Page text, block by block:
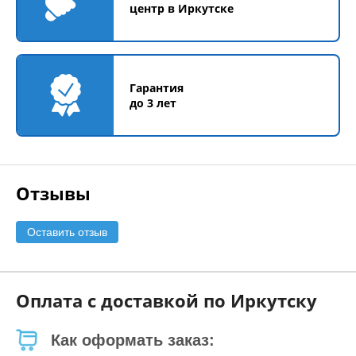
центр в Иркутске
Гарантия
до 3 лет
Отзывы
Оставить отзыв
Оплата с доставкой по Иркутску
Как оформать заказ: